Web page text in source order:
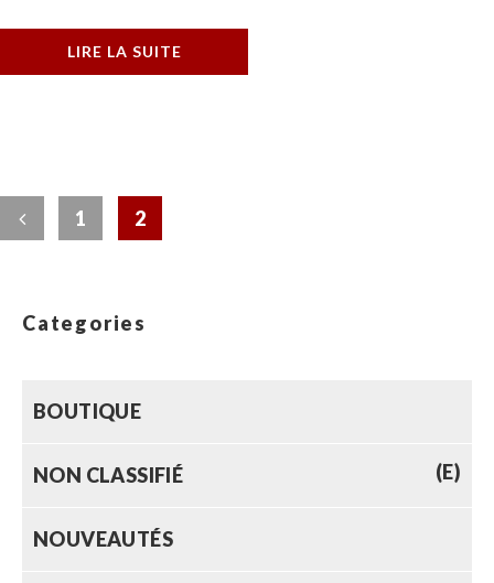
LIRE LA SUITE
1 2
Categories
BOUTIQUE
NON CLASSIFIÉ (E)
NOUVEAUTÉS